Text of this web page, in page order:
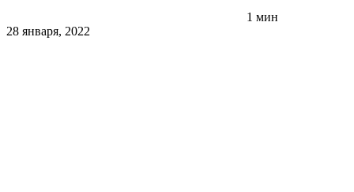
1 мин
28 января, 2022